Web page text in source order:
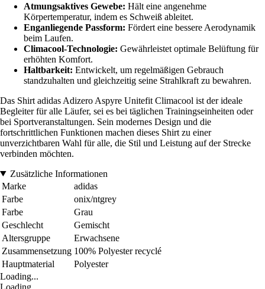
Atmungsaktives Gewebe: Hält eine angenehme
Körpertemperatur, indem es Schweiß ableitet.
Enganliegende Passform: Fördert eine bessere Aerodynamik
beim Laufen.
Climacool-Technologie: Gewährleistet optimale Belüftung für
erhöhten Komfort.
Haltbarkeit: Entwickelt, um regelmäßigen Gebrauch
standzuhalten und gleichzeitig seine Strahlkraft zu bewahren.
Das Shirt adidas Adizero Aspyre Unitefit Climacool ist der ideale
Begleiter für alle Läufer, sei es bei täglichen Trainingseinheiten oder
bei Sportveranstaltungen. Sein modernes Design und die
fortschrittlichen Funktionen machen dieses Shirt zu einer
unverzichtbaren Wahl für alle, die Stil und Leistung auf der Strecke
verbinden möchten.
Zusätzliche Informationen
Marke
adidas
Farbe
onix/ntgrey
Farbe
Grau
Geschlecht
Gemischt
Altersgruppe
Erwachsene
Zusammensetzung 100% Polyester recyclé
Hauptmaterial
Polyester
Loading...
Loading...